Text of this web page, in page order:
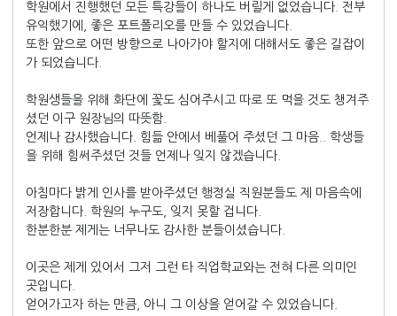
학원에서 진행했던 모든 특강들이 하나도 버릴게 없었습니다. 전부
유익했기에, 좋은 포트폴리오를 만들 수 있었습니다.
또한 앞으로 어떤 방향으로 나아가야 할지에 대해서도 좋은 길잡이
가 되었습니다.
학원생들을 위해 화단에 꽃도 심어주시고 따로 또 먹을 것도 챙겨주
셨던 이구 원장님의 따뜻함.
언제나 감사했습니다. 힘듦 안에서 베풀어 주셨던 그 마음.. 학생들
을 위해 힘써주셨던 것들 언제나 잊지 않겠습니다.
아침마다 밝게 인사를 받아주셨던 행정실 직원분들도 제 마음속에
저장합니다. 학원의 누구도, 잊지 못할 겁니다.
한분한분 제게는 너무나도 감사한 분들이셨습니다.
이곳은 제게 있어서 그저 그런 타 직업학교와는 전혀 다른 의미인
곳입니다.
얻어가고자 하는 만큼, 아니 그 이상을 얻어갈 수 있었습니다.